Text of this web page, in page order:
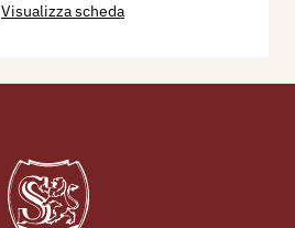
Visualizza scheda